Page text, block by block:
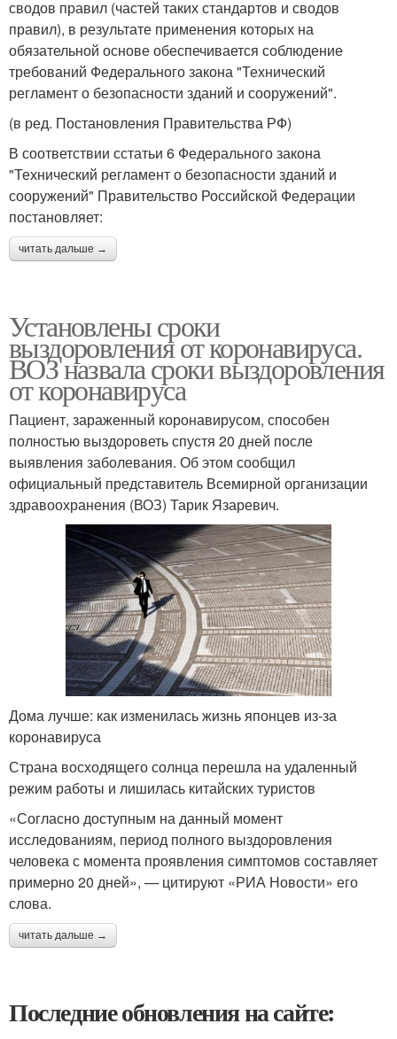
сводов правил (частей таких стандартов и сводов
правил), в результате применения которых на
обязательной основе обеспечивается соблюдение
требований Федерального закона "Технический
регламент о безопасности зданий и сооружений".
(в ред. Постановления Правительства РФ)
В соответствии сстатьи 6 Федерального закона
"Технический регламент о безопасности зданий и
сооружений" Правительство Российской Федерации
постановляет:
читать дальше →
Установлены сроки
выздоровления от коронавируса.
ВОЗ назвала сроки выздоровления
от коронавируса
Пациент, зараженный коронавирусом, способен
полностью выздороветь спустя 20 дней после
выявления заболевания. Об этом сообщил
официальный представитель Всемирной организации
здравоохранения (ВОЗ) Тарик Язаревич.
Дома лучше: как изменилась жизнь японцев из-за
коронавируса
Страна восходящего солнца перешла на удаленный
режим работы и лишилась китайских туристов
«Согласно доступным на данный момент
исследованиям, период полного выздоровления
человека с момента проявления симптомов составляет
примерно 20 дней», — цитируют «РИА Новости» его
слова.
читать дальше →
Последние обновления на сайте: